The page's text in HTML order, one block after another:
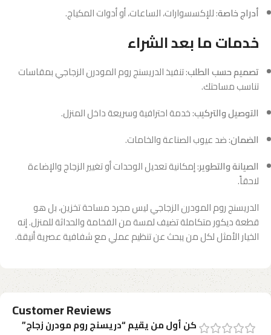
أدراج خاصة: للإكسسوارات، الساعات، أو أدوات المكياج.
خدمات ما بعد الشراء
تصميم حسب الطلب: تنفيذ الدريسنج روم المودرن الزجاجي بمقاسات
تناسب مساحتك.
التوصيل والتركيب: خدمة احترافية وسريعة داخل المنزل.
الضمان: ضد عيوب الصناعة والخامات.
الصيانة والتطوير: إمكانية تعديل الوحدات أو تغيير الزجاج والإضاءة
لاحقاً.
الدريسنج روم المودرن الزجاجي ليس مجرد مساحة تخزين، بل هو
قطعة ديكور متكاملة تضيف لمسة من الفخامة والحداثة للمنزل. إنه
الخيار الأمثل لكل من يبحث عن تنظيم عملي مع شفافية عصرية أنيقة.
Customer Reviews
كن أول من يقيم “دريسنج روم مودرن زجاج”